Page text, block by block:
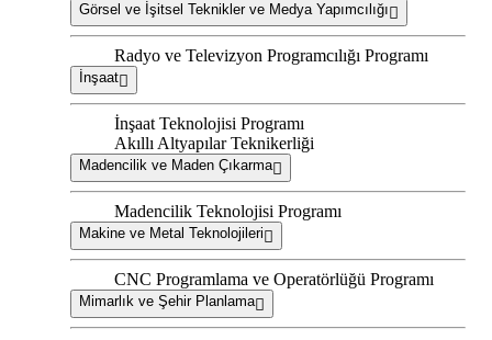
Görsel ve İşitsel Teknikler ve Medya Yapımcılığı
Radyo ve Televizyon Programcılığı Programı
İnşaat
İnşaat Teknolojisi Programı
Akıllı Altyapılar Teknikerliği
Madencilik ve Maden Çıkarma
Madencilik Teknolojisi Programı
Makine ve Metal Teknolojileri
CNC Programlama ve Operatörlüğü Programı
Mimarlık ve Şehir Planlama